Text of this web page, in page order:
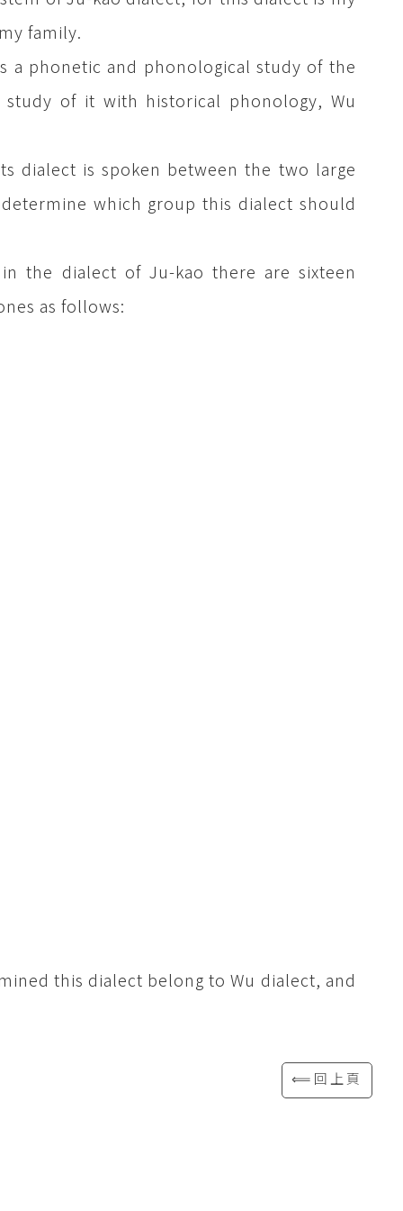
family.
phonetic and phonological study of the
of it with historical phonology, Wu
dialect is spoken between the two large
which group this dialect should
the dialect of Ju-kao there are sixteen
as follows:
this dialect belong to Wu dialect, and
⟸回上頁